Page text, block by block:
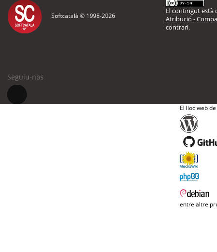
Softcatalà © 1998-2026
El contingut està
Atribució -
contrari.
Seguiu-nos
El lloc web
entre altre